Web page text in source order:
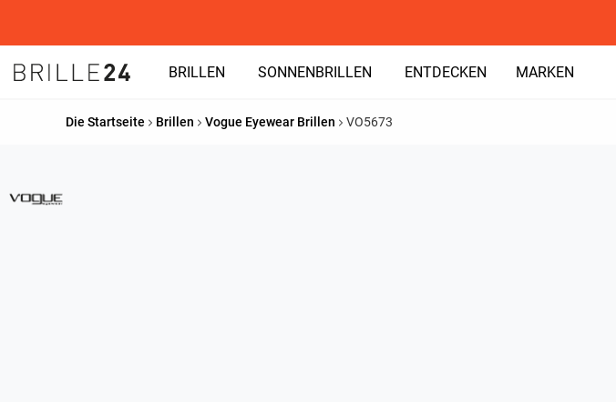
BRILLEN SONNENBRILLEN ENTDECKEN MARKEN
Die Startseite Brillen Vogue Eyewear Brillen VO5673